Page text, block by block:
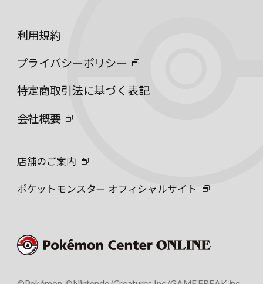
利用規約
プライバシーポリシー
特定商取引法に基づく表記
会社概要
店舗のご案内
ポケットモンスター オフィシャルサイト